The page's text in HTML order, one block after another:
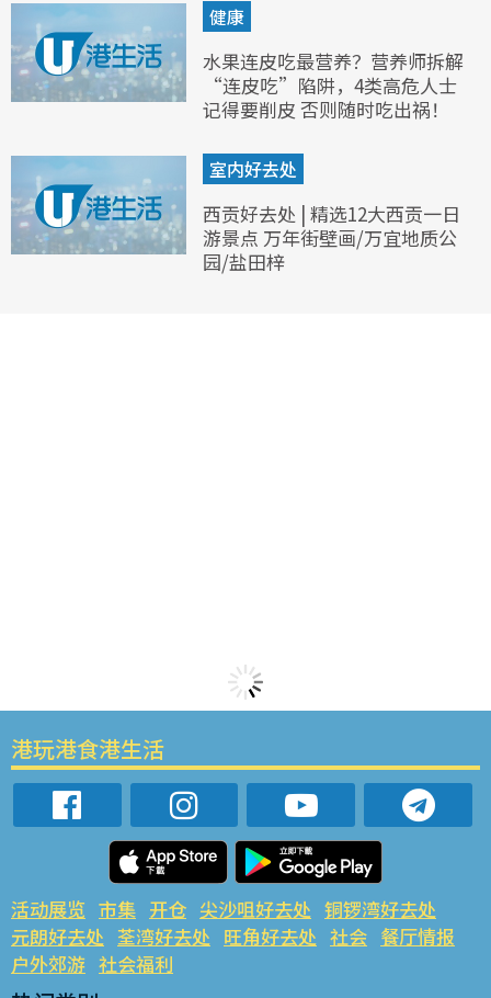
健康
水果连皮吃最营养？营养师拆解
“连皮吃”陷阱，4类高危人士
记得要削皮 否则随时吃出祸！
室内好去处
西贡好去处 | 精选12大西贡一日
游景点 万年街壁画/万宜地质公
园/盐田梓
港玩港食港生活
活动展览 市集 开仓 尖沙咀好去处 铜锣湾好去处
元朗好去处 荃湾好去处 旺角好去处 社会 餐厅情报
户外郊游 社会福利